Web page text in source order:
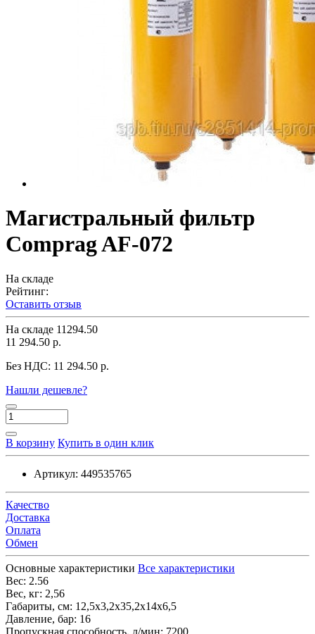
Магистральный фильтр
Comprag AF-072
На складе
Рейтинг:
Оставить отзыв
На складе 11294.50
11 294.50 р.
Без НДС: 11 294.50 р.
Нашли дешевле?
В корзину Купить в один клик
Артикул: 449535765
Качество
Доставка
Оплата
Обмен
Основные характеристики Все характеристики
Вес: 2.56
Вес, кг: 2,56
Габариты, см: 12,5х3,2х35,2х14х6,5
Давление, бар: 16
Пропускная способность, л/мин: 7200